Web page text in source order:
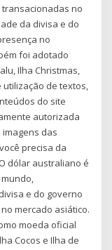
no
da divisa e do
no
foi adotado
Ilha Christmas,
utilização de textos,
do site
autorizada
das
precisa da
dólar australiano é
e do governo
mercado asiático.
moeda oficial
Cocos e Ilha de